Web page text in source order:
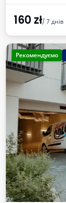
160 zł/ 7 днів
Рекомендуємо